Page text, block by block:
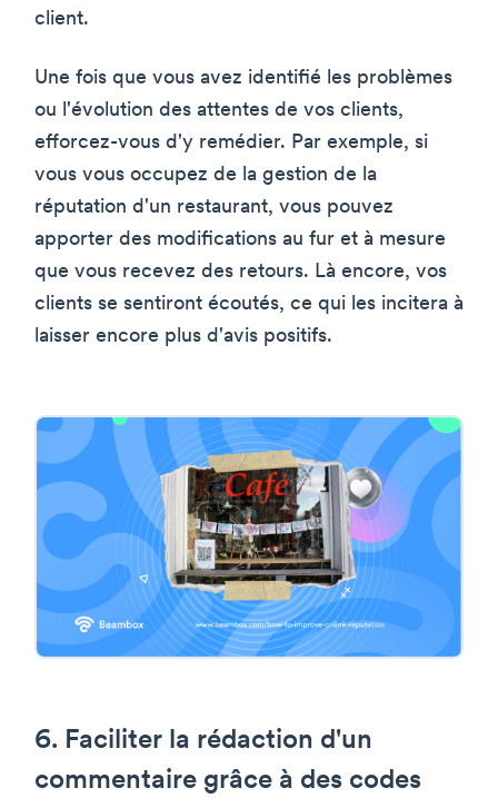
client.
Une fois que vous avez identifié les problèmes
ou l'évolution des attentes de vos clients,
efforcez-vous d'y remédier. Par exemple, si
vous vous occupez de la gestion de la
réputation d'un restaurant, vous pouvez
apporter des modifications au fur et à mesure
que vous recevez des retours. Là encore, vos
clients se sentiront écoutés, ce qui les incitera à
laisser encore plus d'avis positifs.
6. Faciliter la rédaction d'un
commentaire grâce à des codes